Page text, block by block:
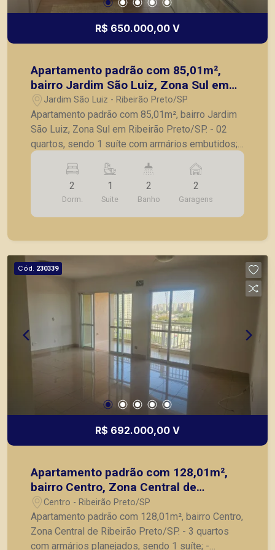
R$ 650.000,00 V
Apartamento padrão com 85,01m²,
bairro Jardim São Luiz, Zona Sul em
Ribeirão Preto/SP.
Jardim São Luiz - Ribeirão Preto/SP
Apartamento padrão com 85,01m², bairro Jardim
São Luiz, Zona Sul em Ribeirão Preto/SP. - 02
quartos, sendo 1 suíte com armários embutidos; -
Banheiro social; - Sala para 2 ambientes; -
Cozinha planejada; - Lavanderia; - 2 vagas de
garagem cobertas. A Piramid tem como objetivo
atender seus clientes com agilidade e segurança,
em locação, vendas de imóveis prontos, usados
2
Dorm.
1
Suite
2
Banho
2
Garagens
Cód. 230339
R$ 692.000,00 V
Apartamento padrão com 128,01m²,
bairro Centro, Zona Central de
Ribeirão Preto/SP.
Centro - Ribeirão Preto/SP
Apartamento padrão com 128,01m², bairro Centro,
Zona Central de Ribeirão Preto/SP. - 3 quartos
com armários planejados, sendo 1 suíte; -